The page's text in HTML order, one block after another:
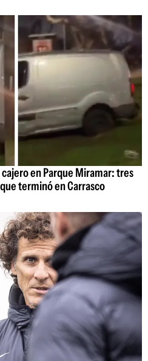
en Parque Miramar: tres
terminó en Carrasco